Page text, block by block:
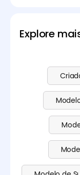
presente
para mais
Explore